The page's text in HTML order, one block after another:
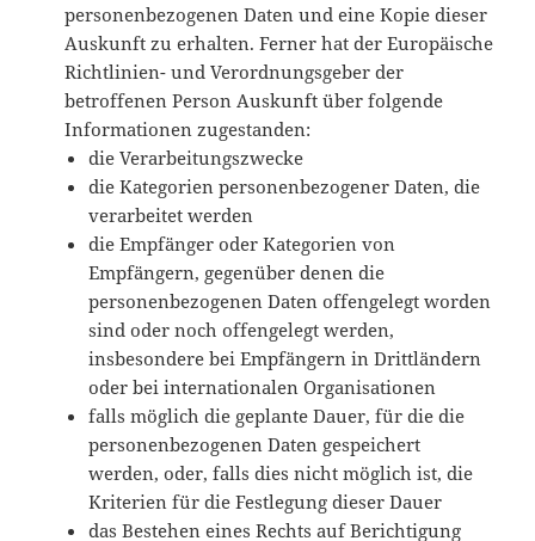
personenbezogenen Daten und eine Kopie dieser
Auskunft zu erhalten. Ferner hat der Europäische
Richtlinien- und Verordnungsgeber der
betroffenen Person Auskunft über folgende
Informationen zugestanden:
die Verarbeitungszwecke
die Kategorien personenbezogener Daten, die
verarbeitet werden
die Empfänger oder Kategorien von
Empfängern, gegenüber denen die
personenbezogenen Daten offengelegt worden
sind oder noch offengelegt werden,
insbesondere bei Empfängern in Drittländern
oder bei internationalen Organisationen
falls möglich die geplante Dauer, für die die
personenbezogenen Daten gespeichert
werden, oder, falls dies nicht möglich ist, die
Kriterien für die Festlegung dieser Dauer
das Bestehen eines Rechts auf Berichtigung